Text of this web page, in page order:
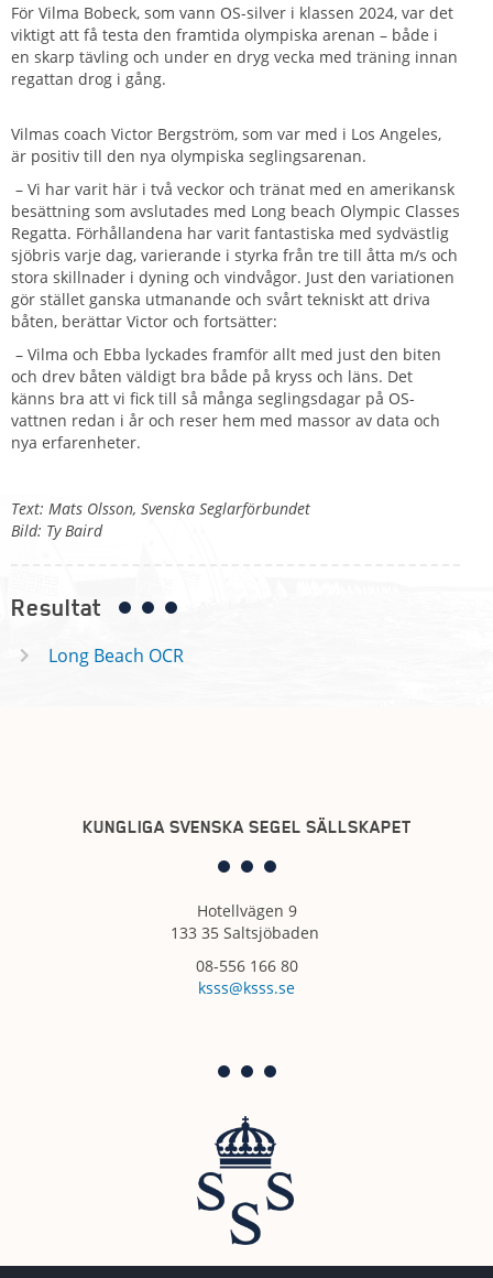
För Vilma Bobeck, som vann OS-silver i klassen 2024, var det
viktigt att få testa den framtida olympiska arenan – både i
en skarp tävling och under en dryg vecka med träning innan
regattan drog i gång.
Vilmas coach Victor Bergström, som var med i Los Angeles,
är positiv till den nya olympiska seglingsarenan.
– Vi har varit här i två veckor och tränat med en amerikansk
besättning som avslutades med Long beach Olympic Classes
Regatta. Förhållandena har varit fantastiska med sydvästlig
sjöbris varje dag, varierande i styrka från tre till åtta m/s och
stora skillnader i dyning och vindvågor. Just den variationen
gör stället ganska utmanande och svårt tekniskt att driva
båten, berättar Victor och fortsätter:
– Vilma och Ebba lyckades framför allt med just den biten
och drev båten väldigt bra både på kryss och läns. Det
känns bra att vi fick till så många seglingsdagar på OS-
vattnen redan i år och reser hem med massor av data och
nya erfarenheter.
Text: Mats Olsson, Svenska Seglarförbundet
Bild: Ty Baird
Resultat
Long Beach OCR
KUNGLIGA SVENSKA SEGEL SÄLLSKAPET
Hotellvägen 9
133 35 Saltsjöbaden
08-556 166 80
ksss@ksss.se